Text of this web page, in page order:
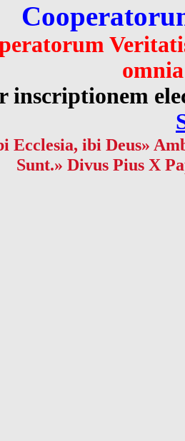
inscriptionem
Ecclesia, ibi Deus»
Sunt.» Divus Pius X